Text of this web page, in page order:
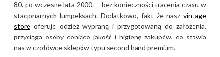
80. po wczesne lata 2000. – bez konieczności tracenia czasu w
stacjonarnych lumpeksach. Dodatkowo, fakt że nasz vintage
store oferuje odzież wypraną i przygotowaną do założenia,
przyciąga osoby ceniące jakość i higienę zakupów, co stawia
nas w czołówce sklepów typu second hand premium.